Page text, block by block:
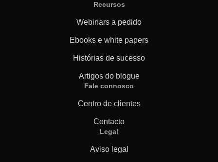
Recursos
Webinars a pedido
Ebooks e white papers
Histórias de sucesso
Artigos do blogue
Fale connosco
Centro de clientes
Contacto
Legal
Aviso legal